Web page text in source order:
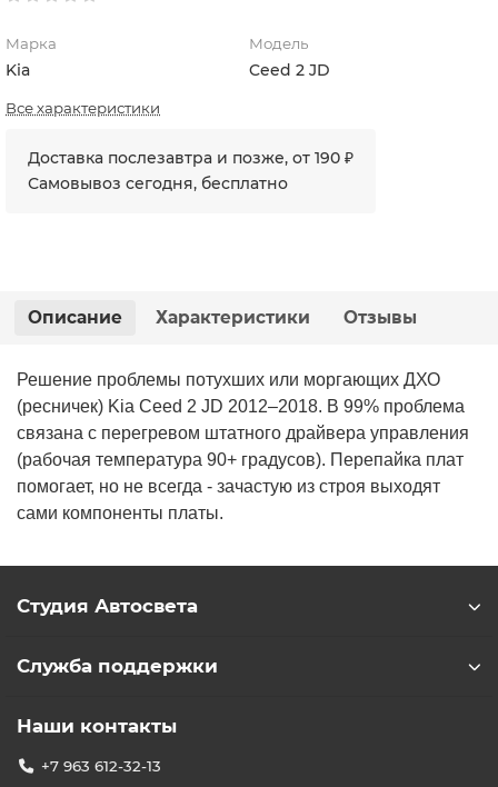
Марка
Kia
Модель
Ceed 2 JD
Все характеристики
Доставка послезавтра и позже, от 190 ₽
Самовывоз сегодня, бесплатно
Описание Характеристики Отзывы
Решение проблемы потухших или моргающих ДХО
(ресничек) Kia Ceed 2 JD 2012–2018. В 99% проблема
связана с перегревом штатного драйвера управления
(рабочая температура 90+ градусов). Перепайка плат
помогает, но не всегда - зачастую из строя выходят
сами компоненты платы.
Студия Автосвета
Служба поддержки
Наши контакты
+7 963 612-32-13